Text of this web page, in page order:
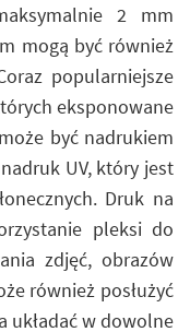
2 mm
mogą być również
popularniejsze
eksponowane
być nadrukiem
UV, który jest
Druk na
pleksi do
zdjęć, obrazów
również posłużyć
układać w dowolne